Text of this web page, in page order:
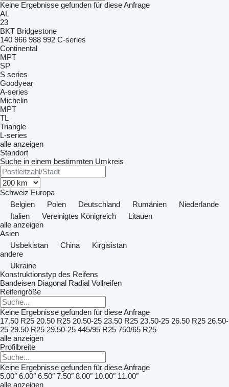
Keine Ergebnisse gefunden für diese Anfrage
AL
23
BKT Bridgestone
140 966 988 992 C-series
Continental
MPT
SP
S series
Goodyear
A-series
Michelin
MPT
TL
Triangle
L-series
alle anzeigen
Standort
Suche in einem bestimmten Umkreis
Schweiz Europa
Belgien
Polen Deutschland Rumänien
Niederlande
Italien
Vereinigtes Königreich
Litauen
alle anzeigen
Asien
Usbekistan
China
Kirgisistan
andere
Ukraine
Konstruktionstyp des Reifens
Bandeisen Diagonal Radial Vollreifen
Reifengröße
Keine Ergebnisse gefunden für diese Anfrage
17.50 R25 20.50 R25 20.50-25 23.50 R25 23.50-25 26.50 R25 26.50-
25 29.50 R25 29.50-25 445/95 R25 750/65 R25
alle anzeigen
Profilbreite
Keine Ergebnisse gefunden für diese Anfrage
5.00″ 6.00″ 6.50″ 7.50″ 8.00″ 10.00″ 11.00″
alle anzeigen